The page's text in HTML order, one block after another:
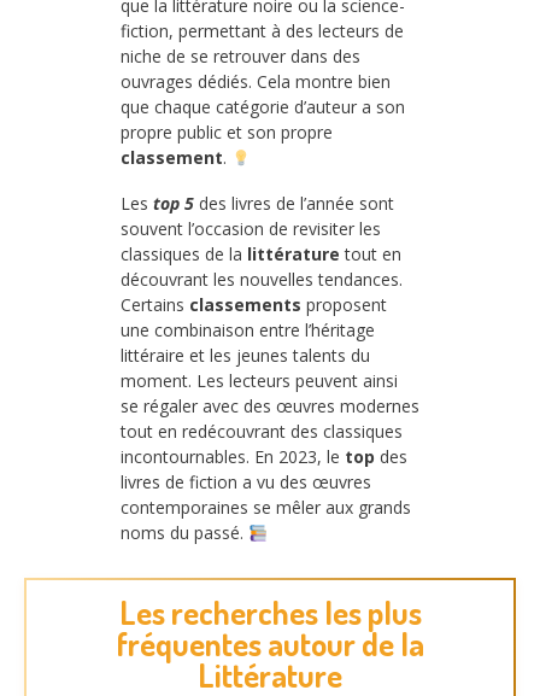
que la littérature noire ou la science-
fiction, permettant à des lecteurs de
niche de se retrouver dans des
ouvrages dédiés. Cela montre bien
que chaque catégorie d’auteur a son
propre public et son propre
classement.
Les top 5 des livres de l’année sont
souvent l’occasion de revisiter les
classiques de la littérature tout en
découvrant les nouvelles tendances.
Certains classements proposent
une combinaison entre l’héritage
littéraire et les jeunes talents du
moment. Les lecteurs peuvent ainsi
se régaler avec des œuvres modernes
tout en redécouvrant des classiques
incontournables. En 2023, le top des
livres de fiction a vu des œuvres
contemporaines se mêler aux grands
noms du passé.
Les recherches les plus
fréquentes autour de la
Littérature